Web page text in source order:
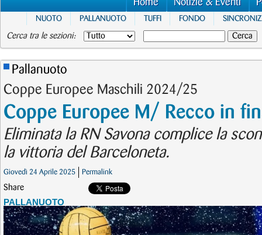
Home Notizie & Eventi
NUOTO PALLANUOTO TUFFI FONDO
Cerca tra le sezioni:
Pallanuoto
Coppe Europee Maschili 2024/25
Coppe Europee M/ Recco in
Eliminata la RN Savona complice la
la vittoria del Barceloneta.
Giovedì 24 Aprile 2025 Permalink
Share
PALLANUOTO